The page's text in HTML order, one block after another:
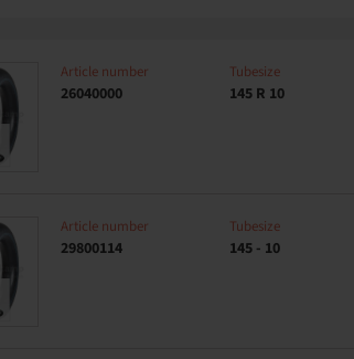
Article number
26040000
Tubesize
145 R 10
Article number
29800114
Tubesize
145 - 10